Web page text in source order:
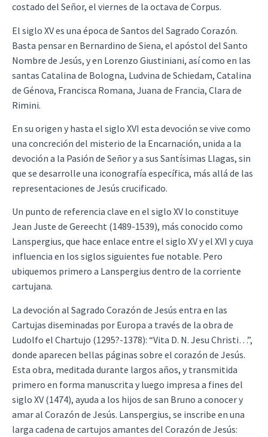
costado del Señor, el viernes de la octava de Corpus.
El siglo XV es una época de Santos del Sagrado Corazón.
Basta pensar en Bernardino de Siena, el apóstol del Santo
Nombre de Jesús, y en Lorenzo Giustiniani, así como en las
santas Catalina de Bologna, Ludvina de Schiedam, Catalina
de Génova, Francisca Romana, Juana de Francia, Clara de
Rimini.
En su origen y hasta el siglo XVI esta devoción se vive como
una concreción del misterio de la Encarnación, unida a la
devoción a la Pasión de Señor y a sus Santísimas Llagas, sin
que se desarrolle una iconografía específica, más allá de las
representaciones de Jesús crucificado.
Un punto de referencia clave en el siglo XV lo constituye
Jean Juste de Gereecht (1489-1539), más conocido como
Lanspergius, que hace enlace entre el siglo XV y el XVI y cuya
influencia en los siglos siguientes fue notable. Pero
ubiquemos primero a Lanspergius dentro de la corriente
cartujana.
La devoción al Sagrado Corazón de Jesús entra en las
Cartujas diseminadas por Europa a través de la obra de
Ludolfo el Chartujo (1295?-1378): “Vita D. N. Jesu Christi…”,
donde aparecen bellas páginas sobre el corazón de Jesús.
Esta obra, meditada durante largos años, y transmitida
primero en forma manuscrita y luego impresa a fines del
siglo XV (1474), ayuda a los hijos de san Bruno a conocer y
amar al Corazón de Jesús. Lanspergius, se inscribe en una
larga cadena de cartujos amantes del Corazón de Jesús: